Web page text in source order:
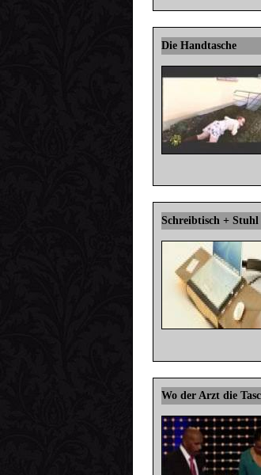
Die Handtasche
Schreibtisch + Stuhl
Wo der Arzt die